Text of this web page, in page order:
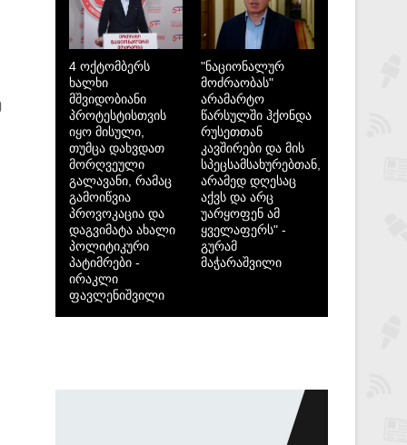
4 ოქტომბერს
ხალხი
მშვიდობიანი
პროტესტისთვის
იყო მისული,
თუმცა დახვდათ
მორღვეული
გალავანი, რამაც
გამოიწვია
პროვოკაცია და
დაგვიმატა ახალი
პოლიტიკური
პატიმრები -
ირაკლი
ფავლენიშვილი
"ნაციონალურ
მოძრაობას"
არამარტო
წარსულში ჰქონდა
რუსეთთან
კავშირები და მის
სპეცსამსახურებთან,
არამედ დღესაც
აქვს და არც
უარყოფენ ამ
ყველაფერს" -
გურამ
მაჭარაშვილი